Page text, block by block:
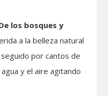
los bosques y
a la belleza natural
por cantos de
y el aire agitando